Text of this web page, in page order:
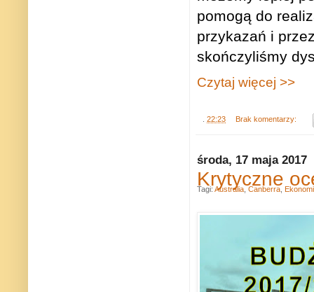
pomogą do
przykazań i
skończyliśmy
Czytaj więcej >>
22:23 Brak komentarzy:
środa, 17 maja 2017
Krytyczne
Tagi: Australia Canberra